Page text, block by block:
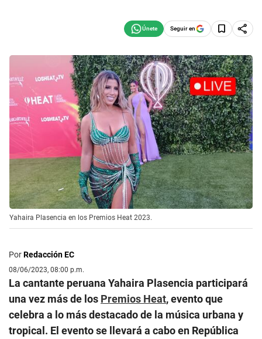
Seguir en
Yahaira Plasencia en los Premios Heat 2023.
PorRedacción EC
08/06/2023, 08:00 p.m.
La cantante peruana Yahaira Plasencia participará
una vez más de los Premios Heat, evento que
celebra a lo más destacado de la música urbana y
tropical. El evento se llevará a cabo en República